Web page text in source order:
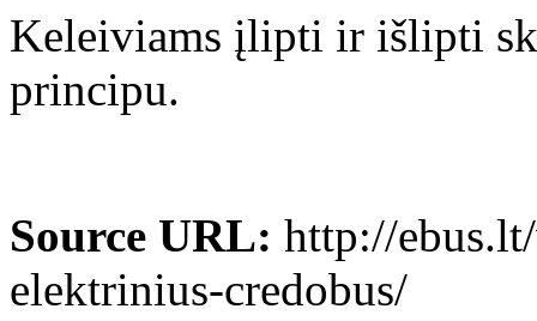
Keleiviams įlipti ir išlipti
principu.
Source URL: http://
elektrinius-credobus/